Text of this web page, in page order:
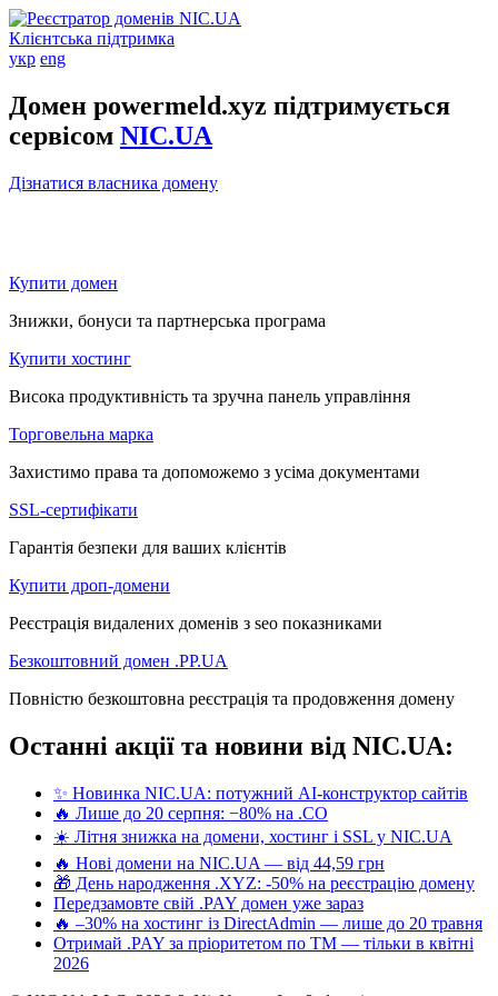
Клієнтська підтримка
укр eng
Домен powermeld.xyz підтримується
сервісом NIC.UA
Дізнатися власника домену
Купити домен
Знижки, бонуси та партнерська програма
Купити хостинг
Висока продуктивність та зручна панель управління
Торговельна марка
Захистимо права та допоможемо з усіма документами
SSL-сертифікати
Гарантія безпеки для ваших клієнтів
Купити дроп-домени
Реєстрація видалених доменів з seo показниками
Безкоштовний домен .PP.UA
Повністю безкоштовна реєстрація та продовження домену
Останні акції та новини від NIC.UA:
✨ Новинка NIC.UA: потужний AI-конструктор сайтів
🔥 Лише до 20 серпня: −80% на .CO
☀️ Літня знижка на домени, хостинг і SSL у NIC.UA
🔥 Нові домени на NIC.UA — від 44,59 грн
🎁 День народження .XYZ: -50% на реєстрацію домену
Передзамовте свій .PAY домен уже зараз
🔥 –30% на хостинг із DirectAdmin — лише до 20 травня
Отримай .PAY за пріоритетом по ТМ — тільки в квітні
2026